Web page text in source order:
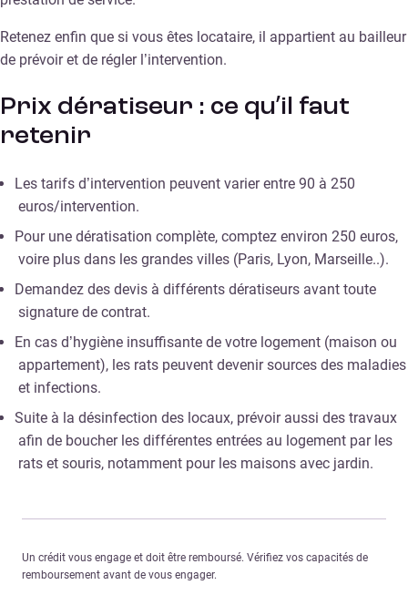
Retenez enfin que si vous êtes locataire, il appartient au bailleur
de prévoir et de régler l’intervention.
Prix dératiseur : ce qu’il faut
retenir
Les tarifs d’intervention peuvent varier entre 90 à 250
euros/intervention.
Pour une dératisation complète, comptez environ 250 euros,
voire plus dans les grandes villes (Paris, Lyon, Marseille..).
Demandez des devis à différents dératiseurs avant toute
signature de contrat.
En cas d’hygiène insuffisante de votre logement (maison ou
appartement), les rats peuvent devenir sources des maladies
et infections.
Suite à la désinfection des locaux, prévoir aussi des travaux
afin de boucher les différentes entrées au logement par les
rats et souris, notamment pour les maisons avec jardin.
Un crédit vous engage et doit être remboursé. Vérifiez vos capacités de
remboursement avant de vous engager.